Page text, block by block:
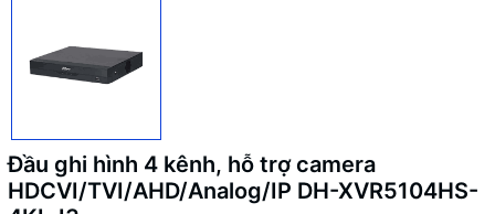
Đầu ghi hình 4 kênh, hỗ trợ camera
HDCVI/TVI/AHD/Analog/IP DH-XVR5104HS-